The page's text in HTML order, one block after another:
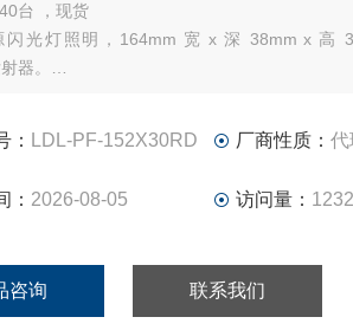
台 ，现货
闪光灯照明，164mm 宽 x 深 38mm x 高
器。
： LDL-PF-152X30RD 厂商性质： 代
： 2026-08-05 访问量： 1232
咨询 联系我们